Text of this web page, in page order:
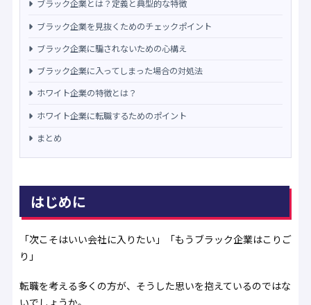
ブラック企業とは？定義と典型的な特徴
ブラック企業を見抜くためのチェックポイント
ブラック企業に騙されないための心構え
ブラック企業に入ってしまった場合の対処法
ホワイト企業の特徴とは？
ホワイト企業に転職するためのポイント
まとめ
はじめに
「次こそはいい会社に入りたい」「もうブラック企業はこりご
り」
転職を考える多くの方が、そうした思いを抱えているのではな
いでしょうか。